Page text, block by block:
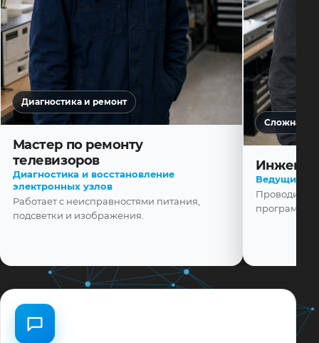
Диагностика и ремонт
Мастер по ремонту
телевизоров
Диагностика и восстановление
электронных узлов
Работает с неисправностями питания,
подсветки и изображения.
Сложная
Ведущий
Проводит